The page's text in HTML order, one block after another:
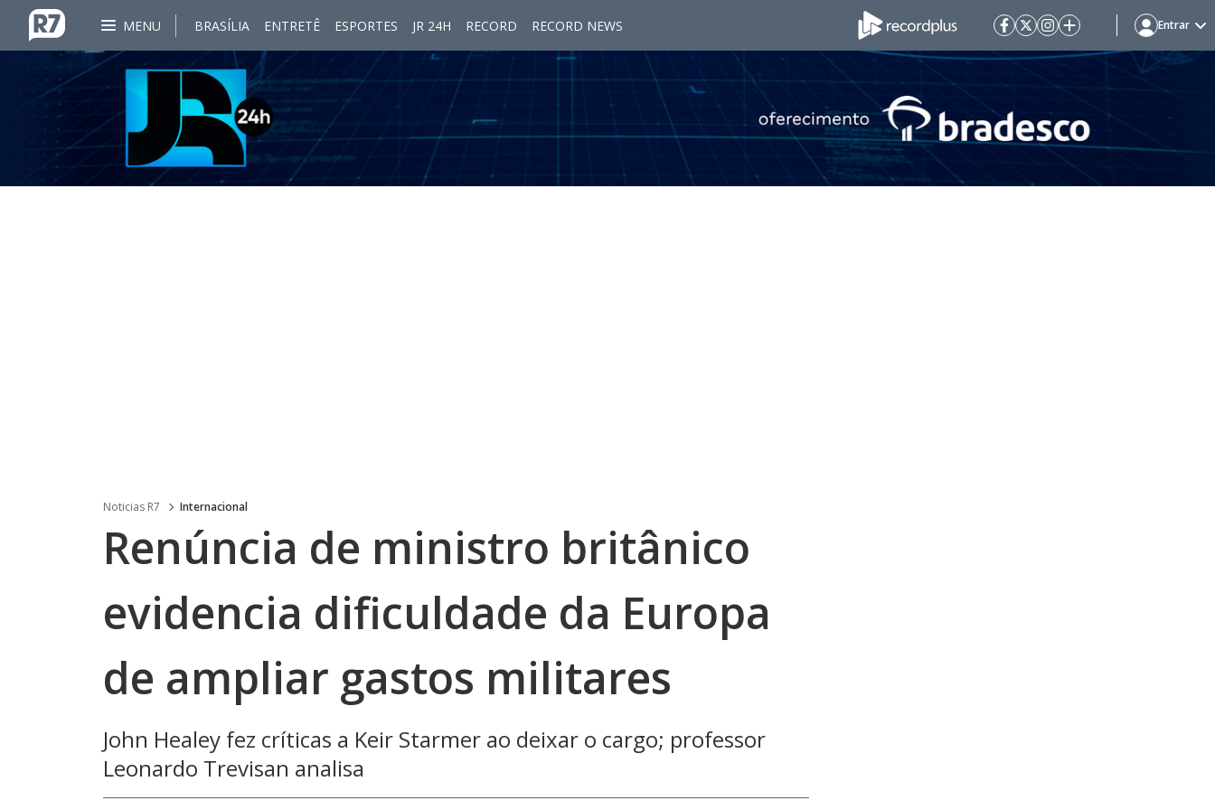
MENU BRASÍLIA ENTRETÊ ESPORTES JR 24H RECORD RECORD NEWS Entrar
Noticias R7 Internacional
Renúncia de ministro britânico
evidencia dificuldade da Europa
de ampliar gastos militares
John Healey fez críticas a Keir Starmer ao deixar o cargo; professor
Leonardo Trevisan analisa